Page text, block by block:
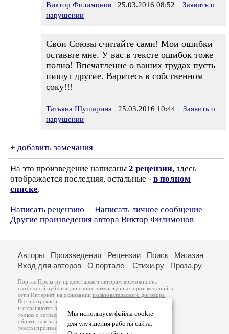
Виктор Филимонов 25.03.2016 08:52
Заявить о
нарушении
Свои Союзы считайте сами! Мои ошибки
оставьте мне. У вас в тексте ошибок тоже
полно! Впечатление о ваших трудах пусть
пишут другие. Варитесь в собственном
соку!!!
Татьяна Шушарина 25.03.2016 10:44
Заявить о
нарушении
+ добавить замечания
На это произведение написаны 2 рецензии, здесь
отображается последняя, остальные - в полном
списке.
Написать рецензию
Написать личное сообщение
Другие произведения автора Виктор Филимонов
Мы используем файлы cookie
для улучшения работы сайта.
Авторы Произведения Рецензии Поиск
Магазин
Вход для авторов
О портале Стихи.ру Проза.ру
Портал Проза.ру предоставляет авторам возможность
свободной публикации своих литературных произведений в
сети Интернет на основаниипользовательского договора
Все авторские права на произведения принадлежат авторам
и охраняются законом
. Перепечатка произведений возможна
только с согласия его автора, к которому вы можете
обратиться на его авторской странице. Ответственность за
тексты произведений авторы несут самостоятельно на